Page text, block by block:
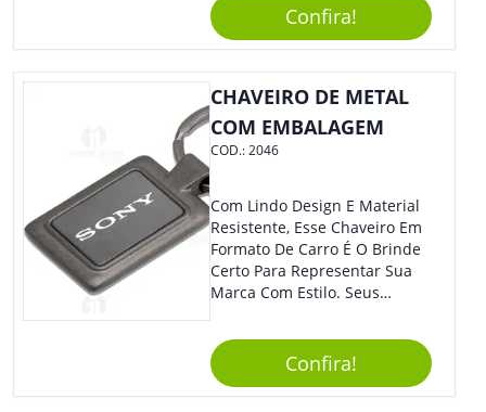
Perfeito, Não É?!
Confira!
CHAVEIRO DE METAL
COM EMBALAGEM
COD.:2046
Com Lindo Design E Material
Resistente, Esse Chaveiro Em
Formato De Carro É O Brinde
Certo Para Representar Sua
Marca Com Estilo. Seus
Adorar.
Confira!